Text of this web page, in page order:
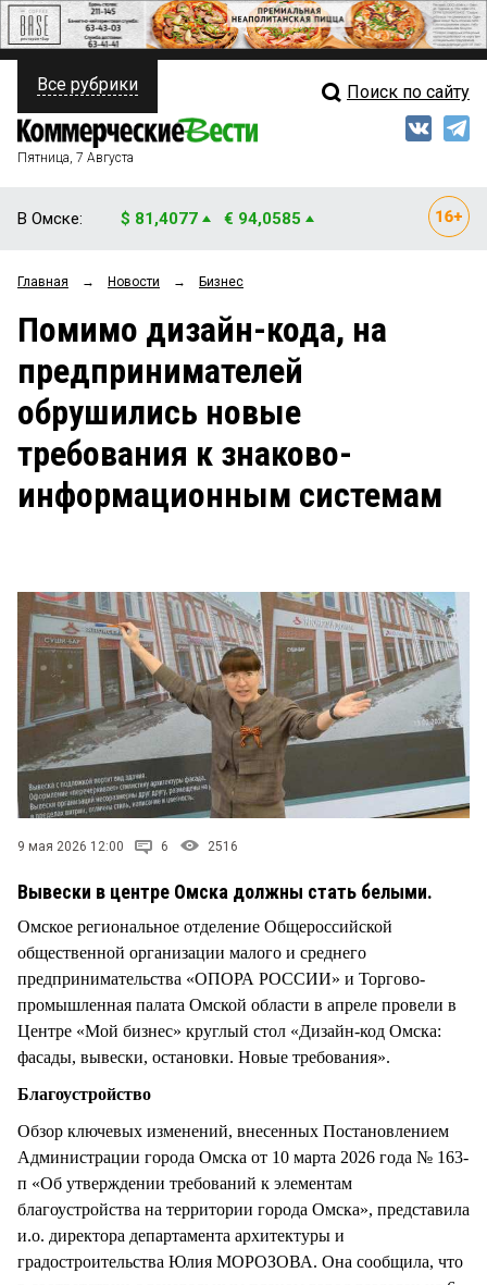
ПОЛИТИКА
ФИНАНСЫ
ОБЩЕСТВО
ЗАКОН
НОВОСТИ КОМПАНИЙ
ПРОИСШЕСТВИЯ
СТИЛЬ ЖИЗНИ
Свежий выпуск
Рейтинги
Блоги
Архив
Все рубрики Поиск по сайту
Пятница, 7 Августа
В Омске: $ 81,4077 € 94,0585
Главная → Новости → Бизнес
Помимо дизайн-кода, на
предпринимателей
обрушились новые
требования к знаково-
информационным системам
9 мая 2026 12:00 6 2516
Вывески в центре Омска должны стать белыми.
Омское региональное отделение Общероссийской
общественной организации малого и среднего
предпринимательства «ОПОРА РОССИИ» и Торгово-
промышленная палата Омской области в апреле провели в
Центре «Мой бизнес» круглый стол «Дизайн-код Омска:
фасады, вывески, остановки. Новые требования».
Благоустройство
Обзор ключевых изменений, внесенных Постановлением
Администрации города Омска от 10 марта 2026 года № 163-
п «Об утверждении требований к элементам
благоустройства на территории города Омска», представила
и.о. директора департамента архитектуры и
градостроительства Юлия МОРОЗОВА. Она сообщила, что